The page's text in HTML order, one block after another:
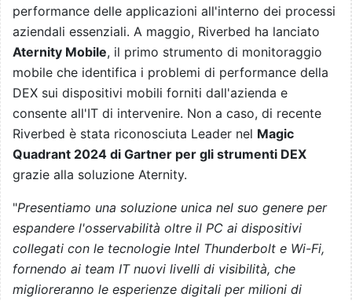
performance delle applicazioni all'interno dei processi
aziendali essenziali. A maggio, Riverbed ha lanciato
Aternity Mobile, il primo strumento di monitoraggio
mobile che identifica i problemi di performance della
DEX sui dispositivi mobili forniti dall'azienda e
consente all'IT di intervenire. Non a caso, di recente
Riverbed è stata riconosciuta Leader nel Magic
Quadrant 2024 di Gartner per gli strumenti DEX
grazie alla soluzione Aternity.
"Presentiamo una soluzione unica nel suo genere per
espandere l'osservabilità oltre il PC ai dispositivi
collegati con le tecnologie Intel Thunderbolt e Wi-Fi,
fornendo ai team IT nuovi livelli di visibilità, che
miglioreranno le esperienze digitali per milioni di